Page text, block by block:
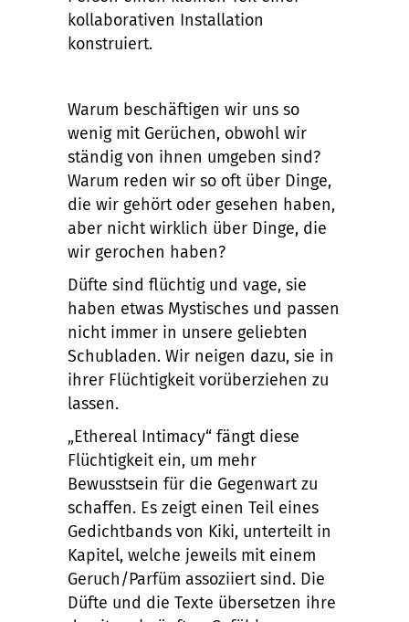
kollaborativen Installation
konstruiert.
Warum beschäftigen wir uns so
wenig mit Gerüchen, obwohl wir
ständig von ihnen umgeben sind?
Warum reden wir so oft über Dinge,
die wir gehört oder gesehen haben,
aber nicht wirklich über Dinge, die
wir gerochen haben?
Düfte sind flüchtig und vage, sie
haben etwas Mystisches und passen
nicht immer in unsere geliebten
Schubladen. Wir neigen dazu, sie in
ihrer Flüchtigkeit vorüberziehen zu
lassen.
„Ethereal Intimacy“ fängt diese
Flüchtigkeit ein, um mehr
Bewusstsein für die Gegenwart zu
schaffen. Es zeigt einen Teil eines
Gedichtbands von Kiki, unterteilt in
Kapitel, welche jeweils mit einem
Geruch/Parfüm assoziiert sind. Die
Düfte und die Texte übersetzen ihre